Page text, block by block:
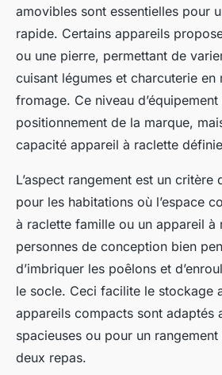
amovibles sont essentielles pour
rapide. Certains appareils
ou une pierre, permettant de
cuisant légumes et charcuterie en
fromage. Ce niveau
positionnement de la marque,
capacité appareil à raclette
L’aspect rangement est un critère
pour les habitations où l’espace
à raclette famille ou un appareil à
personnes de conception bien
d’imbriquer les poêlons et
le socle. Ceci facilite le stockage
appareils compacts sont adaptés
spacieuses ou pour un
deux repas.